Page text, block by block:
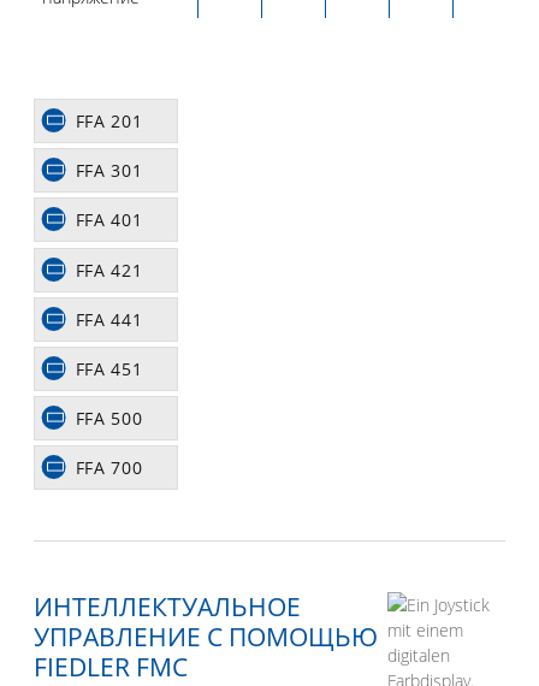
FFA 201
FFA 301
FFA 401
FFA 421
FFA 441
FFA 451
FFA 500
FFA 700
ИНТЕЛЛЕКТУАЛЬНОЕ
УПРАВЛЕНИЕ С ПОМОЩЬЮ
FIEDLER FMC